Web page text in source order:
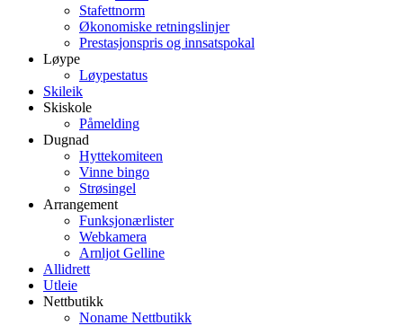
Stafettnorm
Økonomiske retningslinjer
Prestasjonspris og innsatspokal
Løype
Løypestatus
Skileik
Skiskole
Påmelding
Dugnad
Hyttekomiteen
Vinne bingo
Strøsingel
Arrangement
Funksjonærlister
Webkamera
Arnljot Gelline
Allidrett
Utleie
Nettbutikk
Noname Nettbutikk